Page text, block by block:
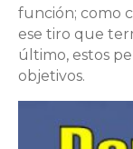
función; como
ese tiro que
último, estos
objetivos.